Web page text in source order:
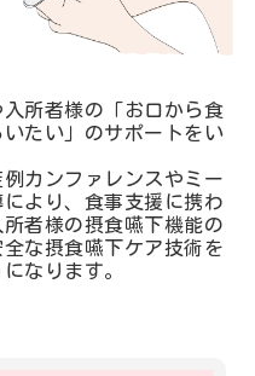
所者様の 「お口から食
たい」のサポートをい
カンファレンスやミー
より、食事支援に携わ
者様の摂食嚥下機能の
な摂食嚥下ケア技術を
なります。